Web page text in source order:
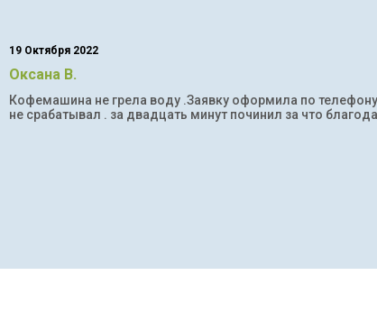
19 Октября 2022
Оксана В.
Кофемашина не грела воду .Заявку оформила по
не срабатывал . за двадцать минут починил за что